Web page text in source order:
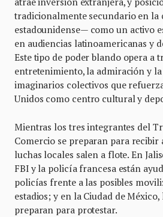
tradicionalmente secundario en la
estadounidense— como un activo
en audiencias latinoamericanas y
Este tipo de poder blando opera a
entretenimiento, la admiración y
imaginarios colectivos que
Unidos como centro cultural y
Mientras los tres integrantes del
Comercio se preparan para recibir
luchas locales salen a flote. En
FBI y la policía francesa están
policías frente a las posibles
estadios; y en la Ciudad de México,
preparan para protestar.